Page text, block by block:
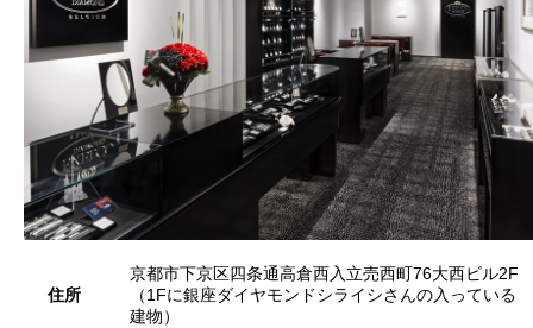
住所
京都市下京区四条通高倉西入立売西町76大西ビル2F
（1Fに銀座ダイヤモンドシライシさんの入っている
建物）